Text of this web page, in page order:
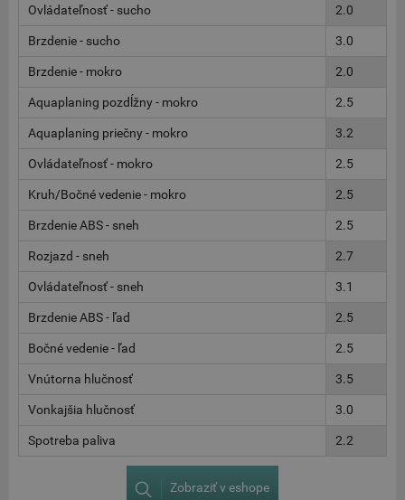
Ovládateľnosť - sucho 2.0
Brzdenie - sucho 3.0
Brzdenie - mokro 2.0
Aquaplaning pozdĺžny - mokro 2.5
Aquaplaning priečny - mokro 3.2
Ovládateľnosť - mokro 2.5
Kruh/Bočné vedenie - mokro 2.5
Brzdenie ABS - sneh 2.5
Rozjazd - sneh 2.7
Ovládateľnosť - sneh 3.1
Brzdenie ABS - ľad 2.5
Bočné vedenie - ľad 2.5
Vnútorna hlučnosť 3.5
Vonkajšia hlučnosť 3.0
Spotreba paliva 2.2
Zobraziť v eshope